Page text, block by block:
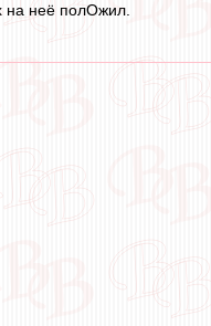
на неё полОжил.